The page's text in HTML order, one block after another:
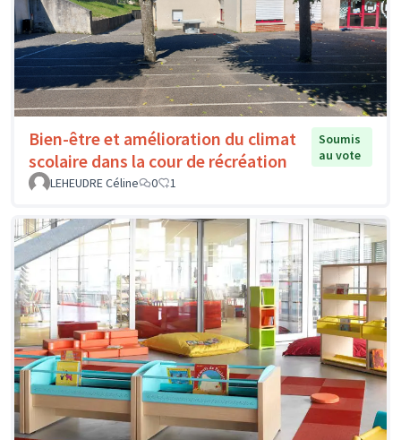
Bien-être et amélioration du climat
scolaire dans la cour de récréation
Soumis
au vote
LEHEUDRE Céline
0 1